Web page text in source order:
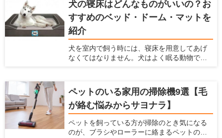
きるだけ避けなくてはなりません。それだけ
でなく、塗料は耐久性、メンテナンス性、安
全性などを考慮する必要があります。 ここで
は、塗料の役割や種類、特徴、ペットを飼っ
ている家に利用すべき塗料を紹介します。
犬の寝床はどんなものがいいの？お
すすめのベッド・ドーム・マットを
紹介
犬を室内で飼う時には、寝床を用意してあげ
なくてはなりません。犬はよく眠る動物です
マット、サークルなど、たくさんのペット用
の寝床が販売されています。愛犬家住宅で
は、犬が快適な寝床に関しての情報を日々
チェックしています。 ここでは犬用の寝床を
作りたいけど、どんなものを選んだらよい
か、どんな場所に設置したらよいかわからな
ペットのいる家用の掃除機9選【毛
が絡む悩みからサヨナラ】
ペットを飼っている方が掃除のとき気になる
のが、ブラシやローラーに絡まるペットの抜